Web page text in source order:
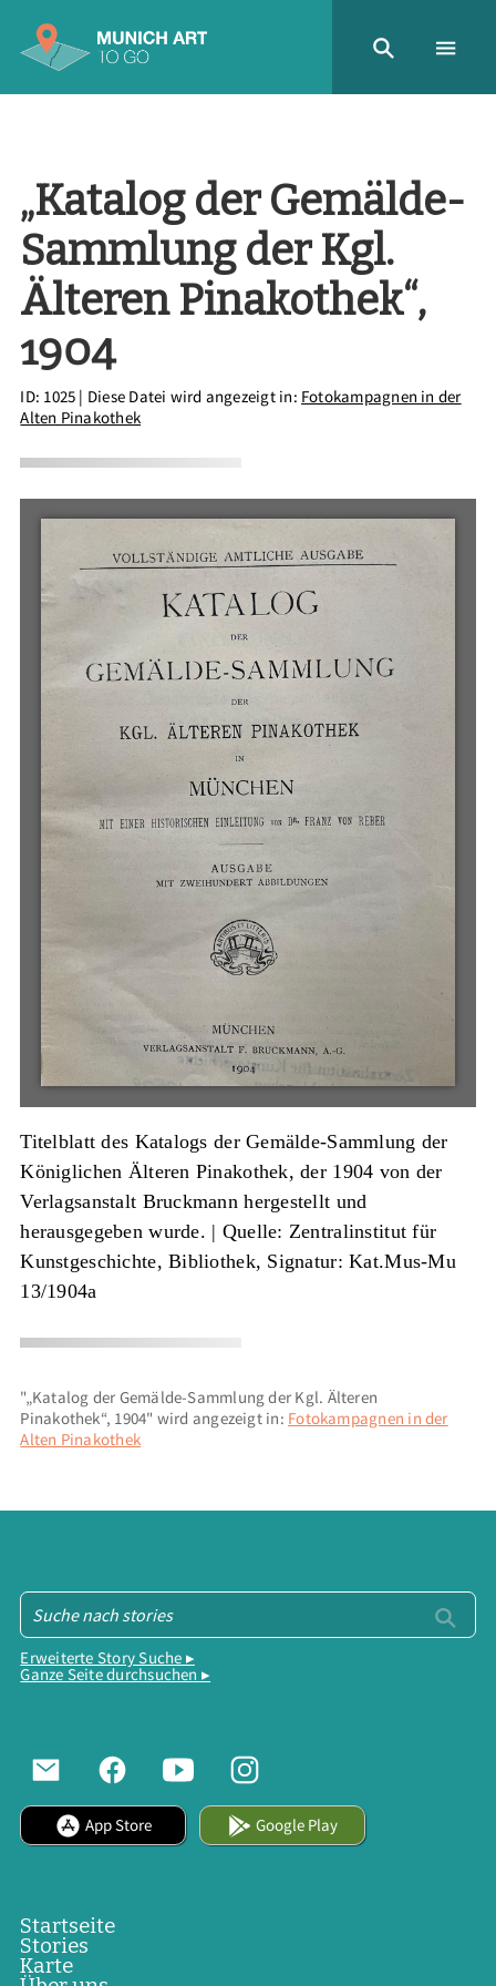
„Katalog der Gemälde-
Sammlung der Kgl.
Älteren Pinakothek“,
1904
ID: 1025 | Diese Datei wird angezeigt in: Fotokampagnen in der
Alten Pinakothek
Titelblatt des Katalogs der Gemälde-Sammlung der
Königlichen Älteren Pinakothek, der 1904 von der
Verlagsanstalt Bruckmann hergestellt und
herausgegeben wurde. | Quelle: Zentralinstitut für
Kunstgeschichte, Bibliothek, Signatur: Kat.Mus-Mu
13/1904a
"„Katalog der Gemälde-Sammlung der Kgl. Älteren
Pinakothek“, 1904" wird angezeigt in: Fotokampagnen in der
Alten Pinakothek
Erweiterte Story Suche ▸
Ganze Seite durchsuchen ▸
App Store Google Play
Startseite
Stories
Karte